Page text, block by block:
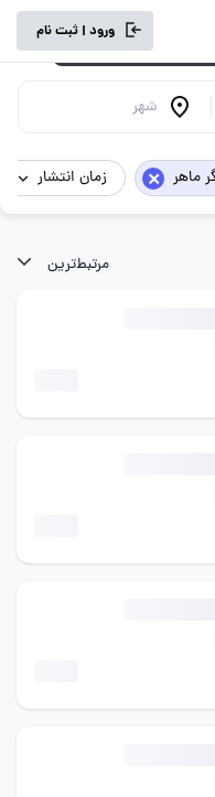
ورود | ثبت نام
شهر
ماهر × زمان انتشار
برای تجربه کاربری بهتر و سرعت بالاتر، vpn